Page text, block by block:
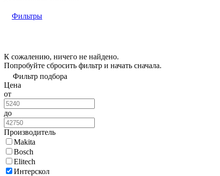
Фильтры
К сожалению, ничего не найдено.
Попробуйте сбросить фильтр и начать сначала.
Фильтр подбора
Цена
от
до
Производитель
Makita
Bosch
Elitech
Интерскол